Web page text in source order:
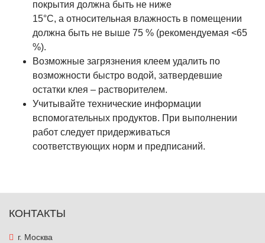
покрытия должна быть не ниже
15°С, а относительная влажность в помещении
должна быть не выше 75 % (рекомендуемая <65
%).
Возможные загрязнения клеем удалить по
возможности быстро водой, затвердевшие
остатки клея – растворителем.
Учитывайте технические информации
вспомогательных продуктов. При выполнении
работ следует придерживаться
соответствующих норм и предписаний.
КОНТАКТЫ
г. Москва